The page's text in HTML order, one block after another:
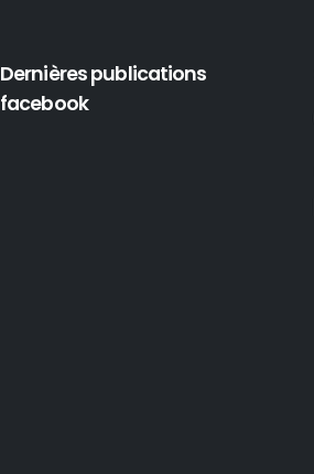
Dernières publications
facebook